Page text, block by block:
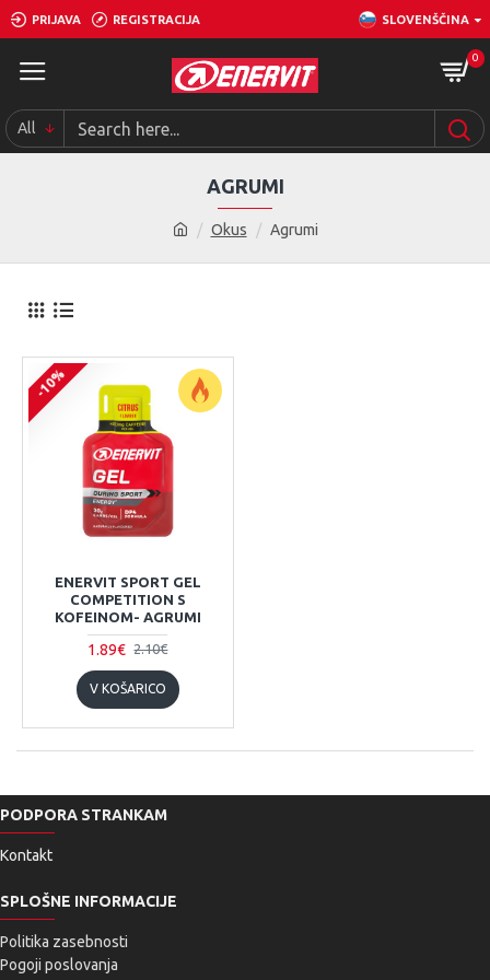
PRIJAVA REGISTRACIJA SLOVENŠČINA
0
All
Okus Agrumi
AGRUMI
-10%
ENERVIT SPORT GEL
COMPETITION S
KOFEINOM- AGRUMI
1.89€ 2.10€
V KOŠARICO
PODPORA STRANKAM
Kontakt
SPLOŠNE INFORMACIJE
Politika zasebnosti
Pogoji poslovanja